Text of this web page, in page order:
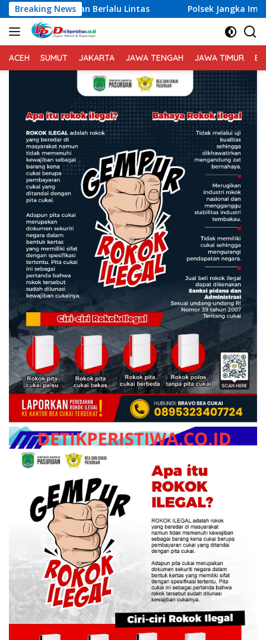
Langsung
ke
konten
Breaking News
Lintas Polsek Jangka Imbau Masyarakat
ACEH SUMUT JAKARTA JAWA TENGAH JAWA TIMUR